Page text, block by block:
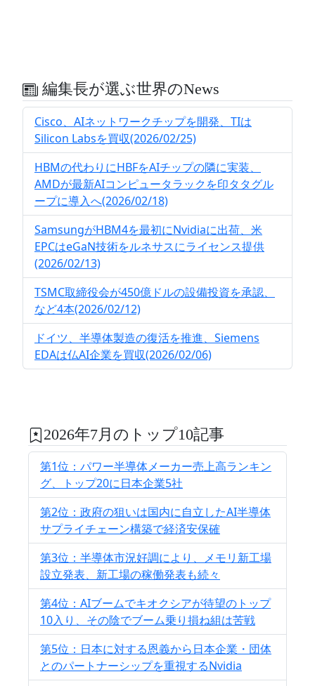
編集長が選ぶ世界のNews
Cisco、AIネットワークチップを開発、TIは
Silicon Labsを買収(2026/02/25)
HBMの代わりにHBFをAIチップの隣に実装、
AMDが最新AIコンピュータラックを印タタグル
ープに導入へ(2026/02/18)
SamsungがHBM4を最初にNvidiaに出荷、米
EPCはeGaN技術をルネサスにライセンス提供
(2026/02/13)
TSMC取締役会が450億ドルの設備投資を承認、
など4本(2026/02/12)
ドイツ、半導体製造の復活を推進、Siemens
EDAは仏AI企業を買収(2026/02/06)
2026年7月のトップ10記事
第1位：パワー半導体メーカー売上高ランキン
グ、トップ20に日本企業5社
第2位：政府の狙いは国内に自立したAI半導体
サプライチェーン構築で経済安保確
第3位：半導体市況好調により、メモリ新工場
設立発表、新工場の稼働発表も続々
第4位：AIブームでキオクシアが待望のトップ
10入り、その陰でブーム乗り損ね組は苦戦
第5位：日本に対する恩義から日本企業・団体
とのパートナーシップを重視するNvidia